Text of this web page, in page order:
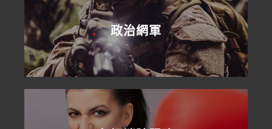
政治網軍